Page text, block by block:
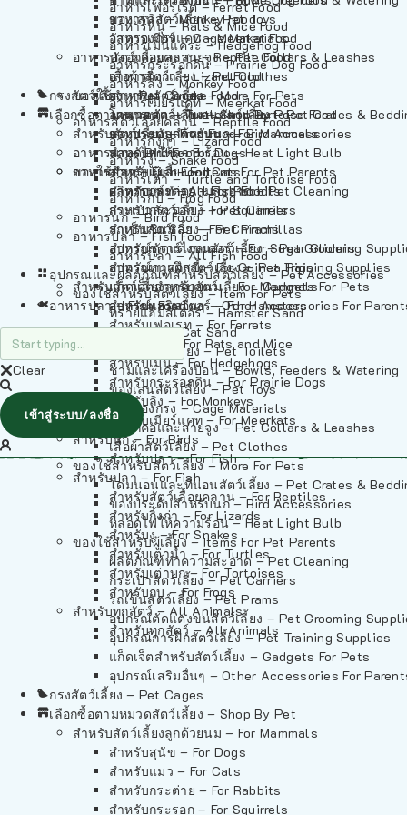
อาหารเฟอร์เร็ต – Ferret Food
อาหารหนู – Rats & Mice Food
อาหารเม่นแคระ – Hedgehog Food
อาหารกระรอกดิน – Prairie Dog Food
อาหารลิง – Monkey Food
อาหารเมียร์แคท – Meerkat Food
อาหารสัตว์เลี้อยคลาน – Reptile Food
อาหารกิ้งก่า – Lizard Food
อาหารงู – Snake Food
อาหารเต่า – Turtle and Tortoise Food
อาหารกบ – Frog Food
อาหารนก – Bird Food
อาหารปลา – Fish Food
อาหารปลา – All Fish Food
อุปกรณและผลิตภัณฑ์สำหรับสัตว์เลี้ยง – Pet Accessories
ของใช้สำหรับสัตว์เลี้ยง – Item For Pets
ทรายแฮมสเตอร์ – Hamster Sand
ทรายแมว – Cat Sand
ห้องน้ำสัตว์เลี้ยง – Pet Toilets
ชามและเครื่องป้อน – Bowls, Feeders & Watering
ของเล่นสัตว์เลี้ยง – Pet Toys
วัสดุรองกรง – Cage Materials
ปลอกคอและสายจูง – Pet Collars & Leashes
เสื้อผ้าสัตว์เลี้ยง – Pet Clothes
ของใช้สำหรับสัตว์เลี้ยง – More For Pets
โดมนอนและที่นอนสัตว์เลี้ยง – Pet Crates &
ของประดับสำหรับนก – Bird Accessories
หลอดไฟให้ความร้อน – Heat Light Bulb
ของใช้สำหรับผู้เลี้ยง – Items For Pet Parents
ผลิตภัณฑ์ทำความสะอาด – Pet Cleaning
กระเป๋าสัตว์เลี้ยง – Pet Carriers
รถเข็นสัตว์เลี้ยง – Pet Prams
อุปกรณ์ตัดแต่งขนสัตว์เลี้ยง – Pet Grooming
อุปกรณ์การฝึกสัตว์เลี้ยง – Pet Training Supplies
แก็ดเจ็ตสำหรับสัตว์เลี้ยง – Gadgets For Pets
อุปกรณ์เสริมอื่นๆ – Other Accessories For
กรงสัตว์เลี้ยง – Pet Cages
เลือกซื้อตามหมวดสัตว์เลี้ยง – Shop By Pet
สำหรับสัตว์เลี้ยงลูกด้วยนม – For Mammals
สำหรับสุนัข – For Dogs
สำหรับแมว – For Cats
สำหรับกระต่าย – For Rabbits
สำหรับกระรอก – For Squirrels
อาหารลิง – Monkey Food
อาหารเมียร์แคท – Meerkat Food
อาหารสัตว์เลี้อยคลาน – Reptile Food
อาหารกิ้งก่า – Lizard Food
อาหารงู – Snake Food
อาหารเต่า – Turtle and Tortoise Food
อาหารกบ – Frog Food
อาหารนก – Bird Food
อาหารปลา – Fish Food
อาหารปลา – All Fish Food
ของเล่นสัตว์เลี้ยง – Pet Toys
วัสดุรองกรง – Cage Materials
ปลอกคอและสายจูง – Pet Collars & Leashes
เสื้อผ้าสัตว์เลี้ยง – Pet Clothes
ของใช้สำหรับสัตว์เลี้ยง – More For Pets
โดมนอนและที่นอนสัตว์เลี้ยง – Pet Crates &
ของประดับสำหรับนก – Bird Accessories
หลอดไฟให้ความร้อน – Heat Light Bulb
ของใช้สำหรับผู้เลี้ยง – Items For Pet Parents
ผลิตภัณฑ์ทำความสะอาด – Pet Cleaning
กระเป๋าสัตว์เลี้ยง – Pet Carriers
รถเข็นสัตว์เลี้ยง – Pet Prams
อุปกรณ์ตัดแต่งขนสัตว์เลี้ยง – Pet Grooming
อุปกรณ์การฝึกสัตว์เลี้ยง – Pet Training Supplies
แก็ดเจ็ตสำหรับสัตว์เลี้ยง – Gadgets For Pets
อุปกรณ์เสริมอื่นๆ – Other Accessories For
กรงสัตว์เลี้ยง – Pet Cages
เลือกซื้อตามหมวดสัตว์เลี้ยง – Shop By Pet
สำหรับสัตว์เลี้ยงลูกด้วยนม – For Mammals
สำหรับสุนัข – For Dogs
สำหรับแมว – For Cats
สำหรับกระต่าย – For Rabbits
สำหรับกระรอก – For Squirrels
สำหรับชินชิล่า – For Chinchillas
สำหรับชูการ์ไกลเดอร์ – For Sugar Gliders
สำหรับหนูแกสบี้ – For Guinea Pigs
สำหรับสัตว์เลี้ยงลูกด้วยนม – For Mammals
สำหรับแฮมสเตอร์ – For Hamsters
สำหรับเฟอเรท – For Ferrets
สำหรับหนู – For Rats and Mice
สำหรับเม่น – For Hedgehogs
สำหรับกระรอกดิน – For Prairie Dogs
สำหรับลิง – For Monkeys
สำหรับเมียร์แคท – For Meerkats
สำหรับนก – For Birds
สำหรับปลา – For Fish
สำหรับปลา – For Fish
สำหรับสัตว์เลื้อยคลาน – For Reptiles
สำหรับกิ้งก่า – For Lizards
สำหรับงู – For Snakes
สำหรับเต่าน้ำ – For Turtles
สำหรับเต่าบก – For Tortoises
สำหรับกบ – For Frogs
สำหรับทุกสัตว์ – All Animals
สำหรับทุกสัตว์ – All Animals
อาหารปลา – Fish Food
Clear
เข้าสู่ระบบ/ลงชื่อ